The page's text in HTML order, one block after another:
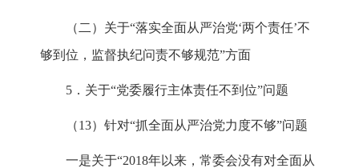
（二）关于“落实全面从严治党‘两个责任’不
够到位，监督执纪问责不够规范”方面
5．关于“党委履行主体责任不到位”问题
（13）针对“抓全面从严治党力度不够”问题
一是关于“2018年以来，常委会没有对全面从